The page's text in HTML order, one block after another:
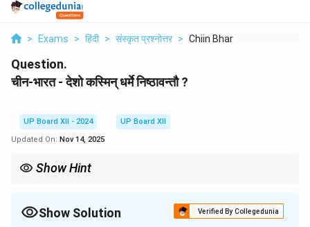
> Exams > हिंदी > संस्कृत प्रश्नोत्तर > Chiin Bhart Desho Ks...
Question.
चीन-भारत - देशो कस्मिन् धर्मे निष्ठावन्तौ ?
UP Board XII - 2024
UP Board XII
Updated On: Nov 14, 2025
Show Hint
Show Solution Verified By Collegedunia